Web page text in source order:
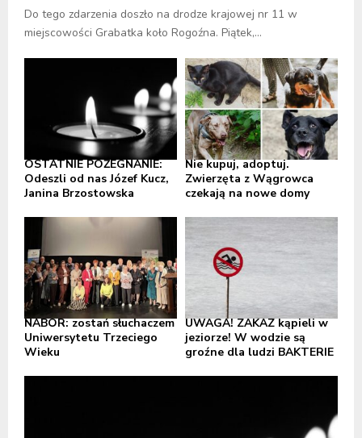
Do tego zdarzenia doszło na drodze krajowej nr 11 w
miejscowości Grabatka koło Rogoźna. Piątek,...
OSTATNIE POŻEGNANIE:
Odeszli od nas Józef Kucz,
Janina Brzostowska
Nie kupuj, adoptuj.
Zwierzęta z Wągrowca
czekają na nowe domy
NABÓR: zostań słuchaczem
Uniwersytetu Trzeciego
Wieku
UWAGA! ZAKAZ kąpieli w
jeziorze! W wodzie są
groźne dla ludzi BAKTERIE